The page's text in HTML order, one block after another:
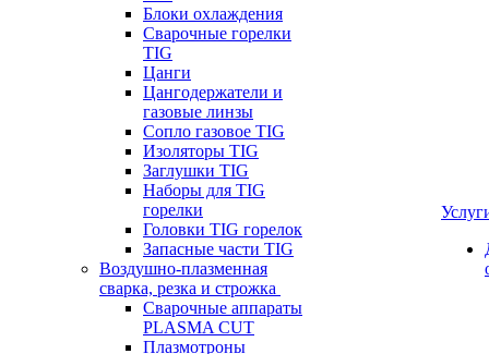
Блоки охлаждения
Сварочные горелки
TIG
Цанги
Цангодержатели и
газовые линзы
Сопло газовое TIG
Изоляторы TIG
Заглушки TIG
Наборы для TIG
горелки
Головки TIG горелок
Запасные части TIG
Воздушно-плазменная
сварка, резка и строжка
Сварочные аппараты
PLASMA CUT
Плазмотроны